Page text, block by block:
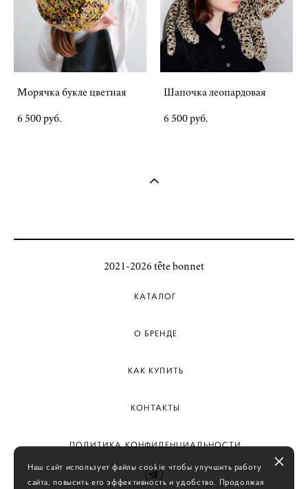
Морячка букле цветная
6 500 pуб.
Шапочка леопардовая
6 500 pуб.
2021-2026 tête bonnet
КАТАЛОГ
О БРЕНДЕ
КАК КУПИТЬ
КОНТАКТЫ
ПОЛИТИКА КОНФИДЕНЦИАЛЬНОСТИ
Наш сайт использует файлы cookie чтобы улучшить работу
сайта, повысить его эффективность и удобство. Продолжая